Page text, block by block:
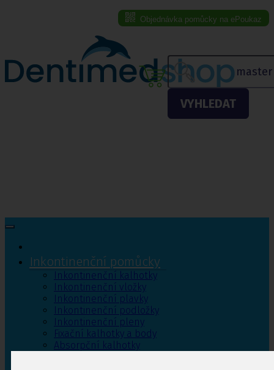
Objednávka pomůcky na ePoukaz
VYHLEDAT
Inkontinenční pomůcky
Inkontinenční kalhotky
Inkontinenční vložky
Inkontinenční plavky
Inkontinenční podložky
Inkontinenční pleny
Fixační kalhotky a body
Absorpční kalhotky